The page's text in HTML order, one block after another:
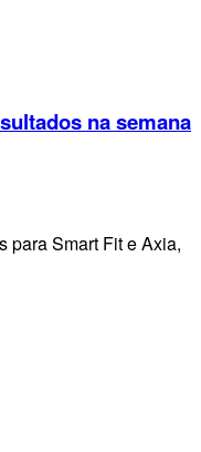
na semana
para Smart Fit e Axia,